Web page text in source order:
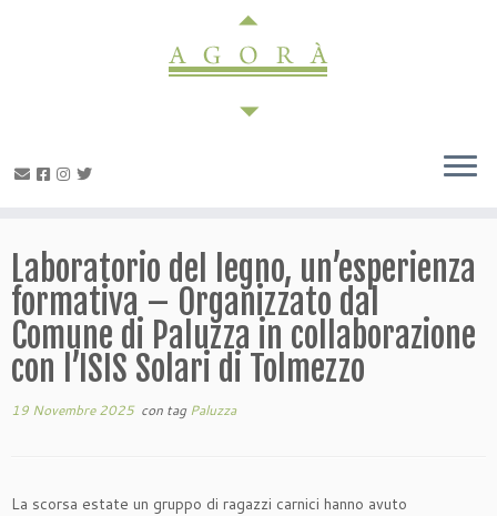
Laboratorio del legno, un’esperienza
formativa – Organizzato dal
Comune di Paluzza in collaborazione
con l’ISIS Solari di Tolmezzo
19 Novembre 2025con tagPaluzza
La scorsa estate un gruppo di ragazzi carnici hanno avuto